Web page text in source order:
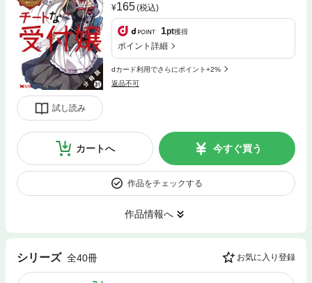
試し読み
165(税込)
1pt獲得
ポイント詳細
dカード利用でさらにポイント+2%
返品不可
カートへ 今すぐ買う
作品をチェックする
作品情報へ
シリーズ 全40冊 お気に入り登録